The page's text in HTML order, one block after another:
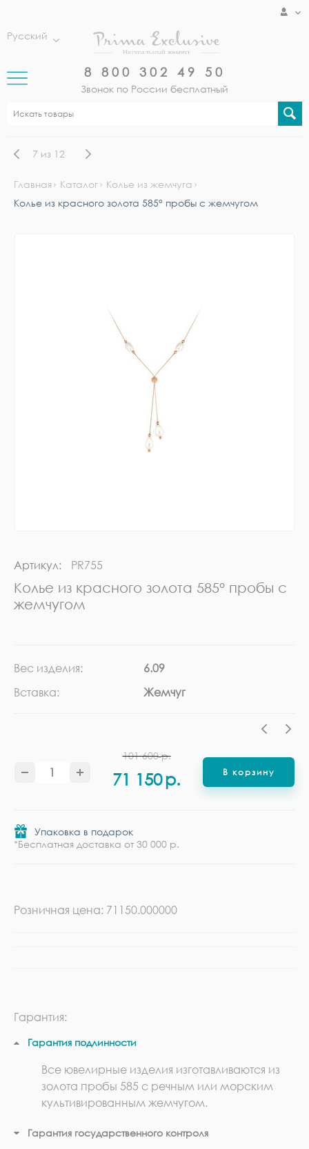
Русский
8 800 302 49 50
Звонок по России бесплатный
7 из 12
Главная Каталог
Колье из жемчуга
Колье из красного золота 585° пробы с жемчугом
Артикул: PR755
Колье из красного золота 585° пробы с
жемчугом
Вес изделия:
6.09
Вставка:
Жемчуг
101 600 р.
71 150р. В корзину
Упаковка в подарок
*Бесплатная доставка от 30 000 р.
Розничная цена: 71150.000000
Гарантия:
Гарантия подлинности
Все ювелирные изделия изготавливаются из
золота пробы 585 с речным или морским
культивированным жемчугом.
Гарантия государственного контроля